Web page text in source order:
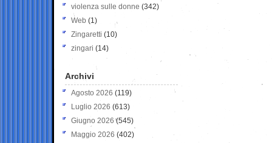
violenza sulle donne (342)
Web (1)
Zingaretti (10)
zingari (14)
Archivi
Agosto 2026 (119)
Luglio 2026 (613)
Giugno 2026 (545)
Maggio 2026 (402)